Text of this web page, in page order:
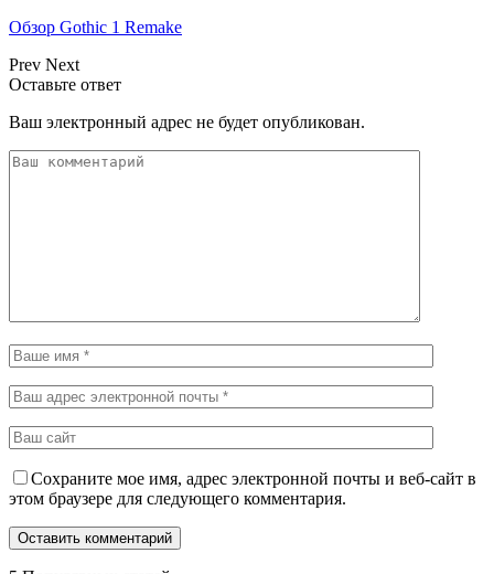
Обзор Gothic 1 Remake
Prev Next
Оставьте ответ
Ваш электронный адрес не будет опубликован.
Сохраните мое имя, адрес электронной почты и веб-сайт в
этом браузере для следующего комментария.